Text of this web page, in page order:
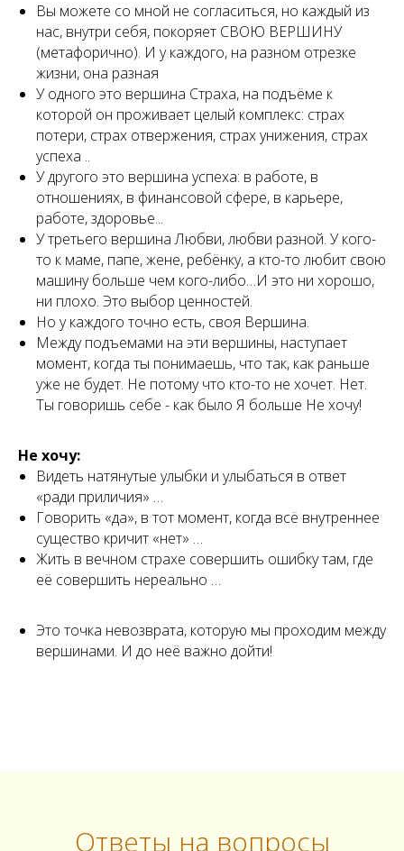
Вы можете со мной не согласиться, но каждый из
нас, внутри себя, покоряет СВОЮ ВЕРШИНУ
(метафорично). И у каждого, на разном отрезке
жизни, она разная
У одного это вершина Страха, на подъёме к
которой он проживает целый комплекс: страх
потери, страх отвержения, страх унижения, страх
успеха ..
У другого это вершина успеха: в работе, в
отношениях, в финансовой сфере, в карьере,
работе, здоровье...
У третьего вершина Любви, любви разной. У кого-
то к маме, папе, жене, ребёнку, а кто-то любит свою
машину больше чем кого-либо…И это ни хорошо,
ни плохо. Это выбор ценностей.
Но у каждого точно есть, своя Вершина.
Между подъемами на эти вершины, наступает
момент, когда ты понимаешь, что так, как раньше
уже не будет. Не потому что кто-то не хочет. Нет.
Ты говоришь себе - как было Я больше Не хочу!
Не хочу:
Видеть натянутые улыбки и улыбаться в ответ
«ради приличия» …
Говорить «да», в тот момент, когда всё внутреннее
существо кричит «нет» …
Жить в вечном страхе совершить ошибку там, где
её совершить нереально …
Это точка невозврата, которую мы проходим между
вершинами. И до неё важно дойти!
Ответы на вопросы